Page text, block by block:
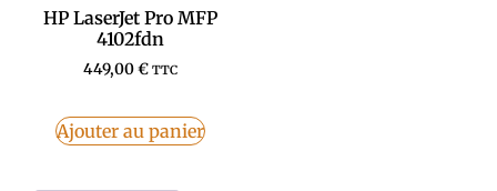
HP LaserJet Pro MFP
4102fdn
449,00€ TTC
Ajouter au panier